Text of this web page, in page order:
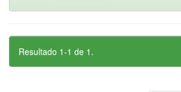
Resultado 1-1 de 1.